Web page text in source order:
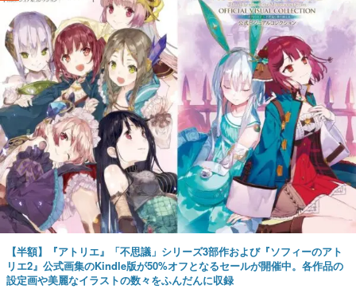
【半額】『アトリエ』「不思議」シリーズ3部作および『ソフィーのアト
リエ2』公式画集のKindle版が50%オフとなるセールが開催中。各作品の
設定画や美麗なイラストの数々をふんだんに収録